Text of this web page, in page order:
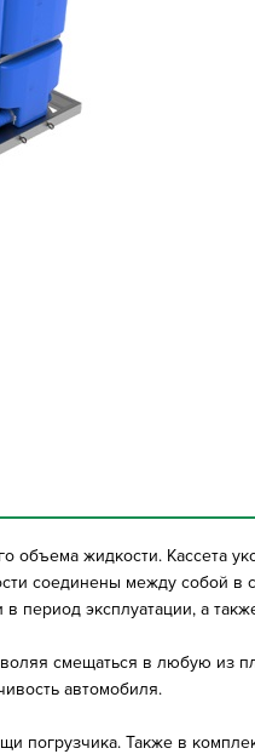
жидкости. Кассета
соединены между собой
период эксплуатации, а
смещаться в любую из
автомобиля.
Также в